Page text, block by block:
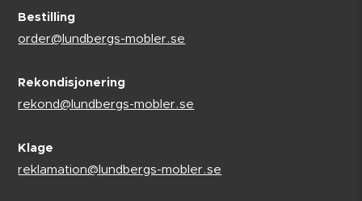
Bestilling
order@lundbergs-mobler.se
Rekondisjonering
rekond@lundbergs-mobler.se
Klage
reklamation@lundbergs-mobler.se